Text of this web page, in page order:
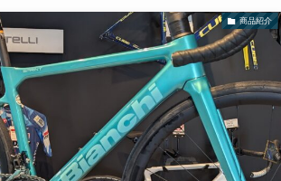
商品紹介